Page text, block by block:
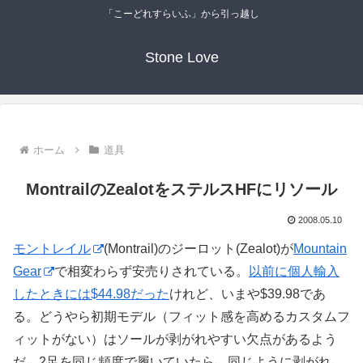
「こーどれすらいふ」から引っ越し
Stone Love
ホーム 道具
MontrailのZealotをステルスHFにリソール
2008.05.10
モントレイル (Montrail)のジーロット(Zealot)がMountain
Gear
で相変わらず安売りされている。
以前に個人輸入
したときには$44.98だったけれど、いまや$39.98であ
る。どうやら初期モデル（フィット感を高めるカスタムフ
ィットがない）はソールが剥がれやすい欠点があるよう